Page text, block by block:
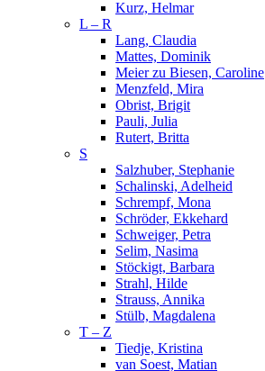
Kurz, Helmar
L – R
Lang, Claudia
Mattes, Dominik
Meier zu Biesen, Caroline
Menzfeld, Mira
Obrist, Brigit
Pauli, Julia
Rutert, Britta
S
Salzhuber, Stephanie
Schalinski, Adelheid
Schrempf, Mona
Schröder, Ekkehard
Schweiger, Petra
Selim, Nasima
Stöckigt, Barbara
Strahl, Hilde
Strauss, Annika
Stülb, Magdalena
T – Z
Tiedje, Kristina
van Soest, Matian